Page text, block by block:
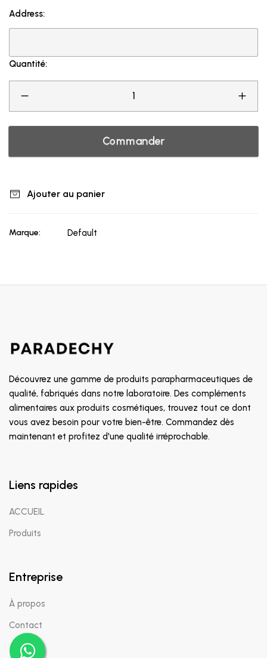
Address:
Quantité:
Commander
Ajouter au panier
Marque: Default
Découvrez une gamme de produits parapharmaceutiques de
qualité, fabriqués dans notre laboratoire. Des compléments
alimentaires aux produits cosmétiques, trouvez tout ce dont
vous avez besoin pour votre bien-être. Commandez dès
maintenant et profitez d'une qualité irréprochable.
Liens rapides
ACCUEIL
Produits
Entreprise
À propos
Contact